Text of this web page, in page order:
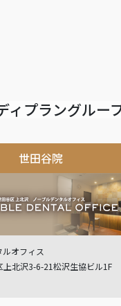
ィプラングル
世田谷院
ルオフィス
上北沢3-6-21松沢生協ビル1F